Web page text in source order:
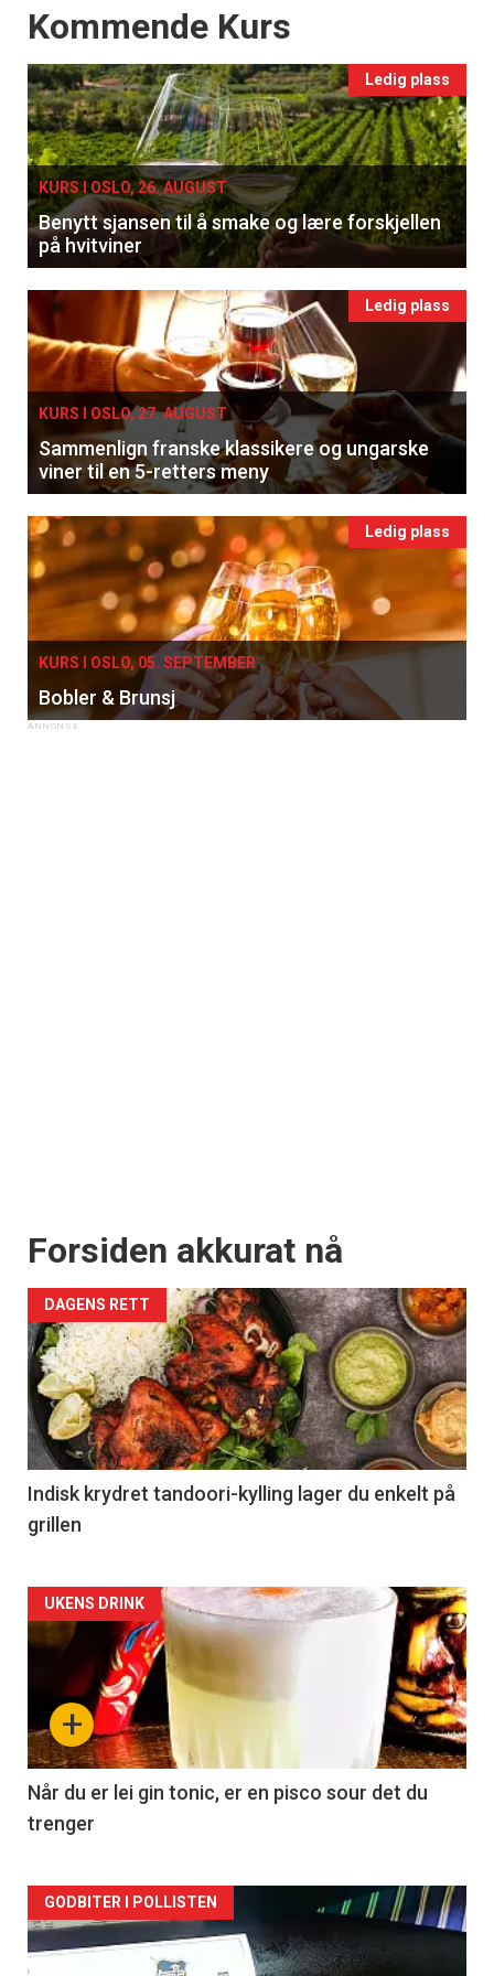
Events
Kommende Kurs
Ledig plass
KURS I OSLO, 26. AUGUST
Benytt sjansen til å smake og lære forskjellen
på hvitviner
Ledig plass
KURS I OSLO, 27. AUGUST
Sammenlign franske klassikere og ungarske
viner til en 5-retters meny
Ledig plass
KURS I OSLO, 05. SEPTEMBER
Bobler & Brunsj
Forsiden akkurat nå
DAGENS RETT
Indisk krydret tandoori-kylling lager du enkelt på
grillen
Forsiden
akkurat
nå
-
2
+
UKENS DRINK
Når du er lei gin tonic, er en pisco sour det du
trenger
Forsiden
akkurat
GODBITER I POLLISTEN